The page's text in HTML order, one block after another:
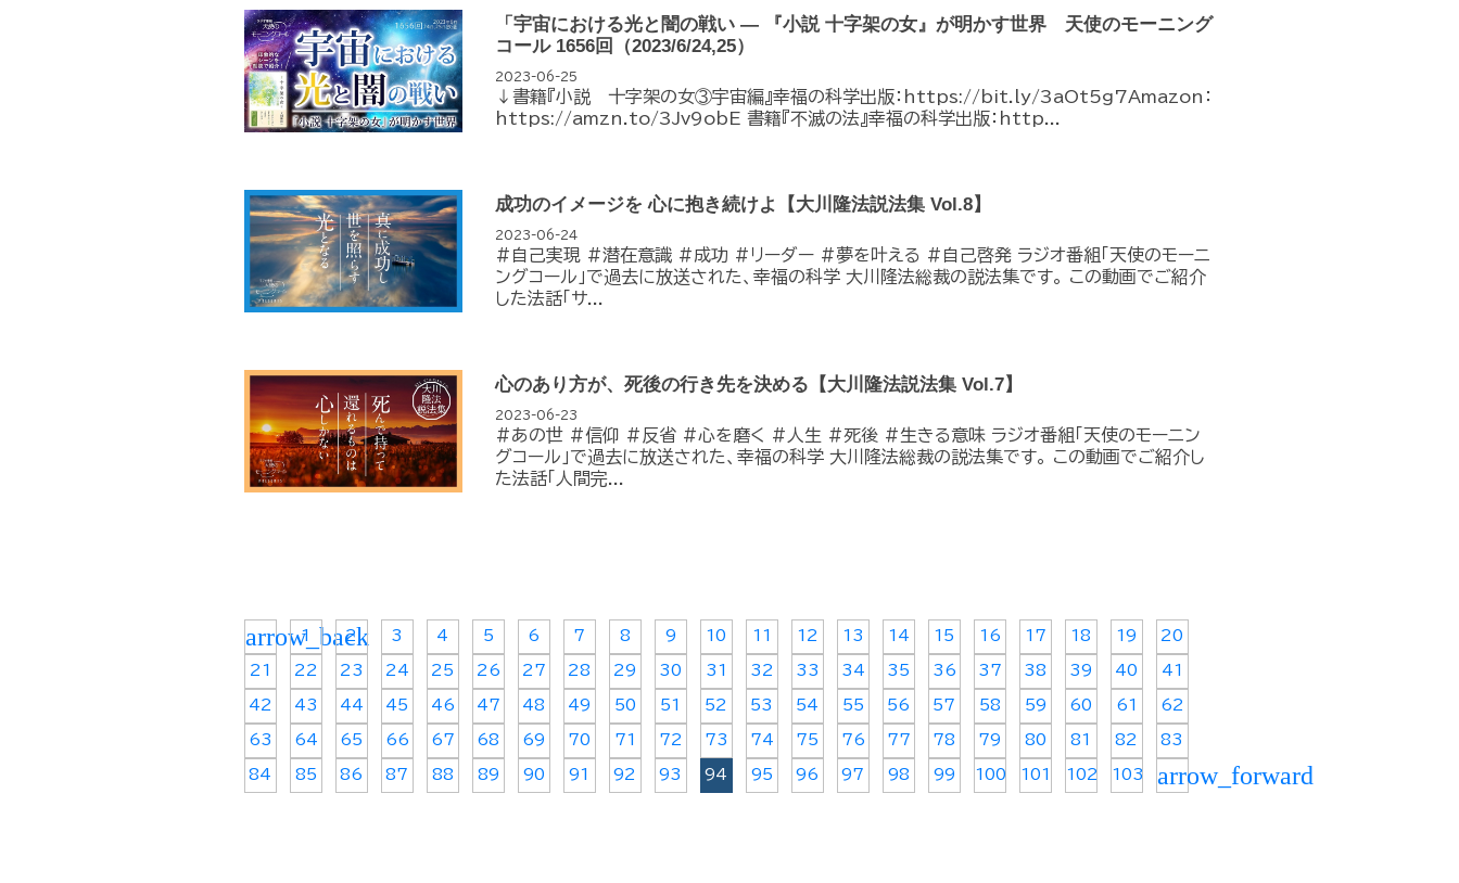
「宇宙における光と闇の戦い ― 『小説 十字架の女』が明かす世界 天使のモーニング
コール 1656回（2023/6/24,25）
2023-06-25
↓書籍『小説 十字架の女③宇宙編』幸福の科学出版：https://bit.ly/3aOt5g7Amazon：
https://amzn.to/3Jv9obE 書籍『不滅の法』幸福の科学出版：http...
成功のイメージを 心に抱き続けよ【大川隆法説法集 Vol.8】
2023-06-24
#自己実現 #潜在意識 #成功 #リーダー #夢を叶える #自己啓発 ラジオ番組「天使のモーニ
ングコール」で過去に放送された、幸福の科学 大川隆法総裁の説法集です。 この動画でご紹介
した法話「サ...
心のあり方が、死後の行き先を決める【大川隆法説法集 Vol.7】
2023-06-23
#あの世 #信仰 #反省 #心を磨く #人生 #死後 #生きる意味 ラジオ番組「天使のモーニン
グコール」で過去に放送された、幸福の科学 大川隆法総裁の説法集です。 この動画でご紹介し
た法話「人間完...
arrow_back
1 2 3 4 5 6 7 8 9 10 11 12 13 14 15 16 17 18 19 20
21 22 23 24 25 26 27 28 29 30 31 32 33 34 35 36 37 38 39 40 41
42 43 44 45 46 47 48 49 50 51 52 53 54 55 56 57 58 59 60 61 62
63 64 65 66 67 68 69 70 71 72 73 74 75 76 77 78 79 80 81 82 83
84 85 86 87 88 89 90 91 92 93 94 95 96 97 98 99 100 101 102 103 arrow_forward